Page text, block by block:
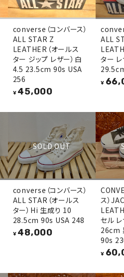
converse（コンバース）
ALL STAR Z
LEATHER（オールス
ター ジップ レザー）白
4.5 23.5cm 90s USA
256
¥ 45,000
ALL
ター
¥
SOLD OUT
converse（コンバース）
ALL STAR（オールス
ター）Hi 生成り 10
28.5cm 90s USA 248
¥ 48,000
ス）
セル レ
26cm
90s
¥